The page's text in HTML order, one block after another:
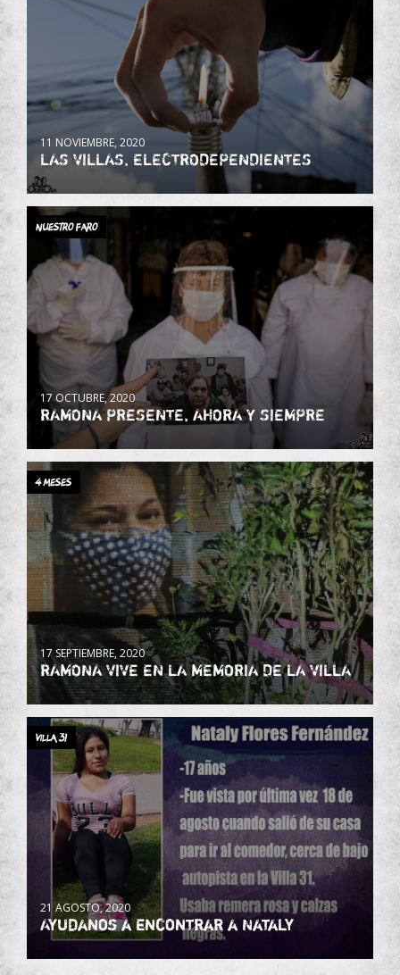
11 NOVIEMBRE, 2020
LAS VILLAS, ELECTRODEPENDIENTES
NUESTRO FARO
17 OCTUBRE, 2020
RAMONA PRESENTE, AHORA Y SIEMPRE
4 MESES
17 SEPTIEMBRE, 2020
RAMONA VIVE EN LA MEMORIA DE LA VILLA
Villa 31
21 AGOSTO, 2020
Ayudanos a encontrar a Nataly